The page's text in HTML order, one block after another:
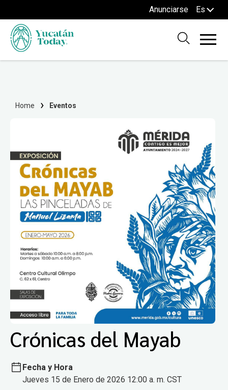
Anunciarse Es
Home Eventos
Crónicas del Mayab
Fecha y Hora
Jueves 15 de Enero de 2026 12:00 a. m. CST